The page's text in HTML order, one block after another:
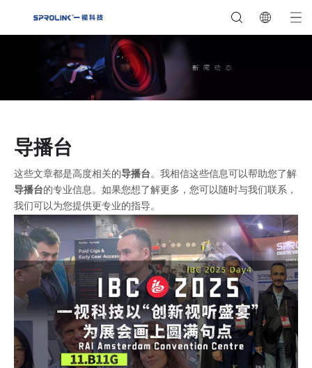
导播台
这些文章都是高度相关的导播台。我相信这些信息可以帮助您了解
导播台的专业信息。如果您想了解更多，您可以随时与我们联系，
我们可以为您提供更专业的指导。